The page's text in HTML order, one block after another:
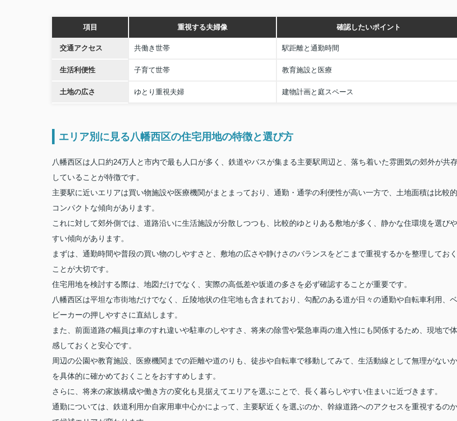
項目 重視する夫婦像 確認したいポイント
交通アクセス 共働き世帯 駅距離と通勤時間
生活利便性 子育て世帯 教育施設と医療
土地の広さ ゆとり重視夫婦 建物計画と庭スペース
エリア別に見る八幡西区の住宅用地の特徴と選び方
八幡西区は人口約24万人と市内で最も人口が多く、鉄道やバスが集まる主要駅周辺と、落ち着いた雰囲気の郊外が共
していることが特徴です。
主要駅に近いエリアは買い物施設や医療機関がまとまっており、通勤・通学の利便性が高い一方で、土地面積は比較的
コンパクトな傾向があります。
これに対して郊外側では、道路沿いに生活施設が分散しつつも、比較的ゆとりある敷地が多く、静かな住環境を選びや
すい傾向があります。
まずは、通勤時間や普段の買い物のしやすさと、敷地の広さや静けさのバランスをどこまで重視するかを整理しておく
ことが大切です。
住宅用地を検討する際は、地図だけでなく、実際の高低差や坂道の多さを必ず確認することが重要です。
八幡西区は平坦な市街地だけでなく、丘陵地状の住宅地も含まれており、勾配のある道が日々の通勤や自転車利用、ベ
ビーカーの押しやすさに直結します。
また、前面道路の幅員は車のすれ違いや駐車のしやすさ、将来の除雪や緊急車両の進入性にも関係するため、現地で体
感しておくと安心です。
周辺の公園や教育施設、医療機関までの距離や道のりも、徒歩や自転車で移動してみて、生活動線として無理がないか
を具体的に確かめておくことをおすすめします。
さらに、将来の家族構成や働き方の変化も見据えてエリアを選ぶことで、長く暮らしやすい住まいに近づきます。
通勤については、鉄道利用か自家用車中心かによって、主要駅近くを選ぶのか、幹線道路へのアクセスを重視するのか